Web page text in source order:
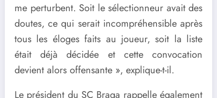
me perturbent. Soit le sélectionneur avait des
doutes, ce qui serait incompréhensible après
tous les éloges faits au joueur, soit la liste
était déjà décidée et cette convocation
devient alors offensante », explique-t-il.
Le président du SC Braga rappelle également